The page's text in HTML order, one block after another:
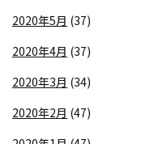
2020年5月 (37)
2020年4月 (37)
2020年3月 (34)
2020年2月 (47)